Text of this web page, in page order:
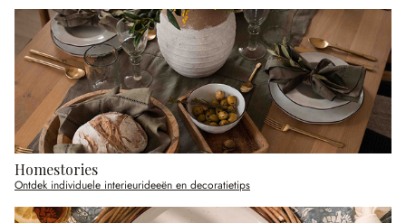
Homestories
Ontdek individuele interieurideeën en decoratietips